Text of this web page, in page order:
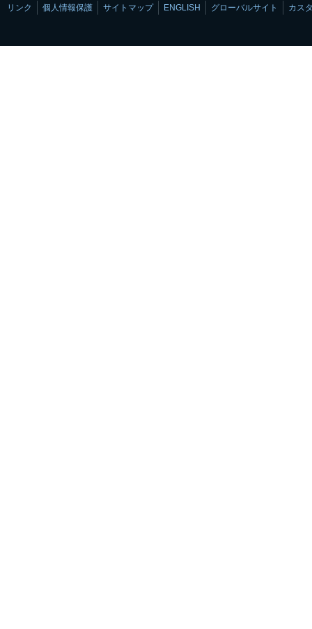
リンク 個人情報保護 サイトマップ ENGLISH グローバルサイト カス